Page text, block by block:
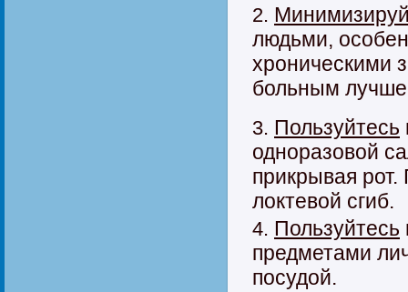
людьми,
хроническими
больным лучше
Пользуйтесь
одноразовой
прикрывая рот.
локтевой сгиб.
Пользуйтесь
предметами
посудой.